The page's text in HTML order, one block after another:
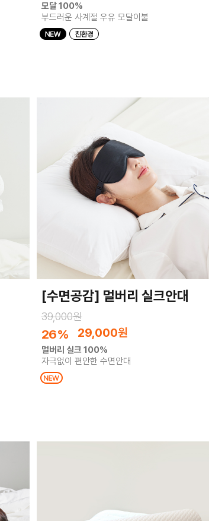
모달 100%
부드러운 사계절 우유 모달이불
[수면공감] 멀버리 실크안대
39,000원
26% 29,000원
멀버리 실크 100%
자극없이 편안한 수면안대